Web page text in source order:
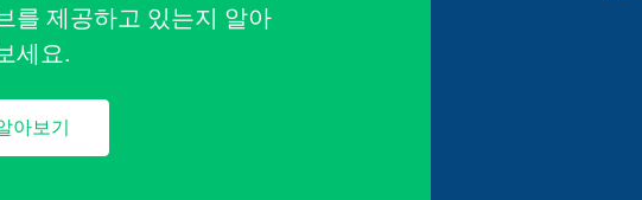
를 제공하고 있는지 알아
세요.
아보기